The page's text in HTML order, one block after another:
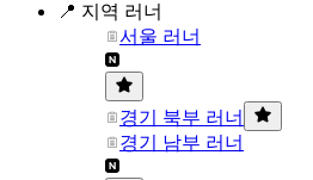
📍 지역 러너
서울 러너
경기 북부 러너
경기 남부 러너